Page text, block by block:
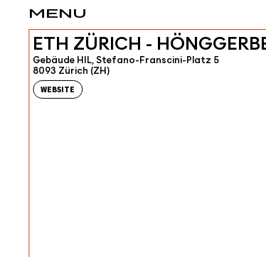
MENU
ETH ZÜRICH -
Gebäude HIL, Stefano-Franscini-Platz 5
8093 Zürich (ZH)
WEBSITE